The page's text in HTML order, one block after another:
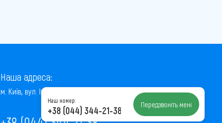
Наша адреса:
м. Київ, вул. Інститутська, 22/7, оф. 41
Наш номер:
+38 (044) 344-21-38 Передзвоніть мені